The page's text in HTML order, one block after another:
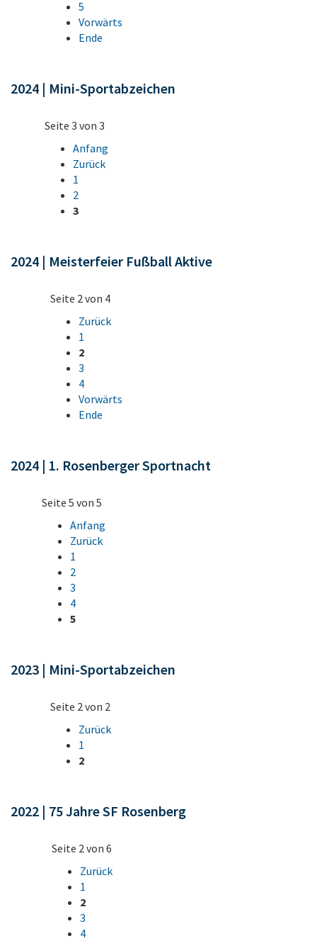
5
Vorwärts
Ende
2024 | Mini-Sportabzeichen
Seite 3 von 3
Anfang
Zurück
1
2
3
2024 | Meisterfeier Fußball Aktive
Seite 2 von 4
Zurück
1
2
3
4
Vorwärts
Ende
2024 | 1. Rosenberger Sportnacht
Seite 5 von 5
Anfang
Zurück
1
2
3
4
5
2023 | Mini-Sportabzeichen
Seite 2 von 2
Zurück
1
2
2022 | 75 Jahre SF Rosenberg
Seite 2 von 6
Zurück
1
2
3
4